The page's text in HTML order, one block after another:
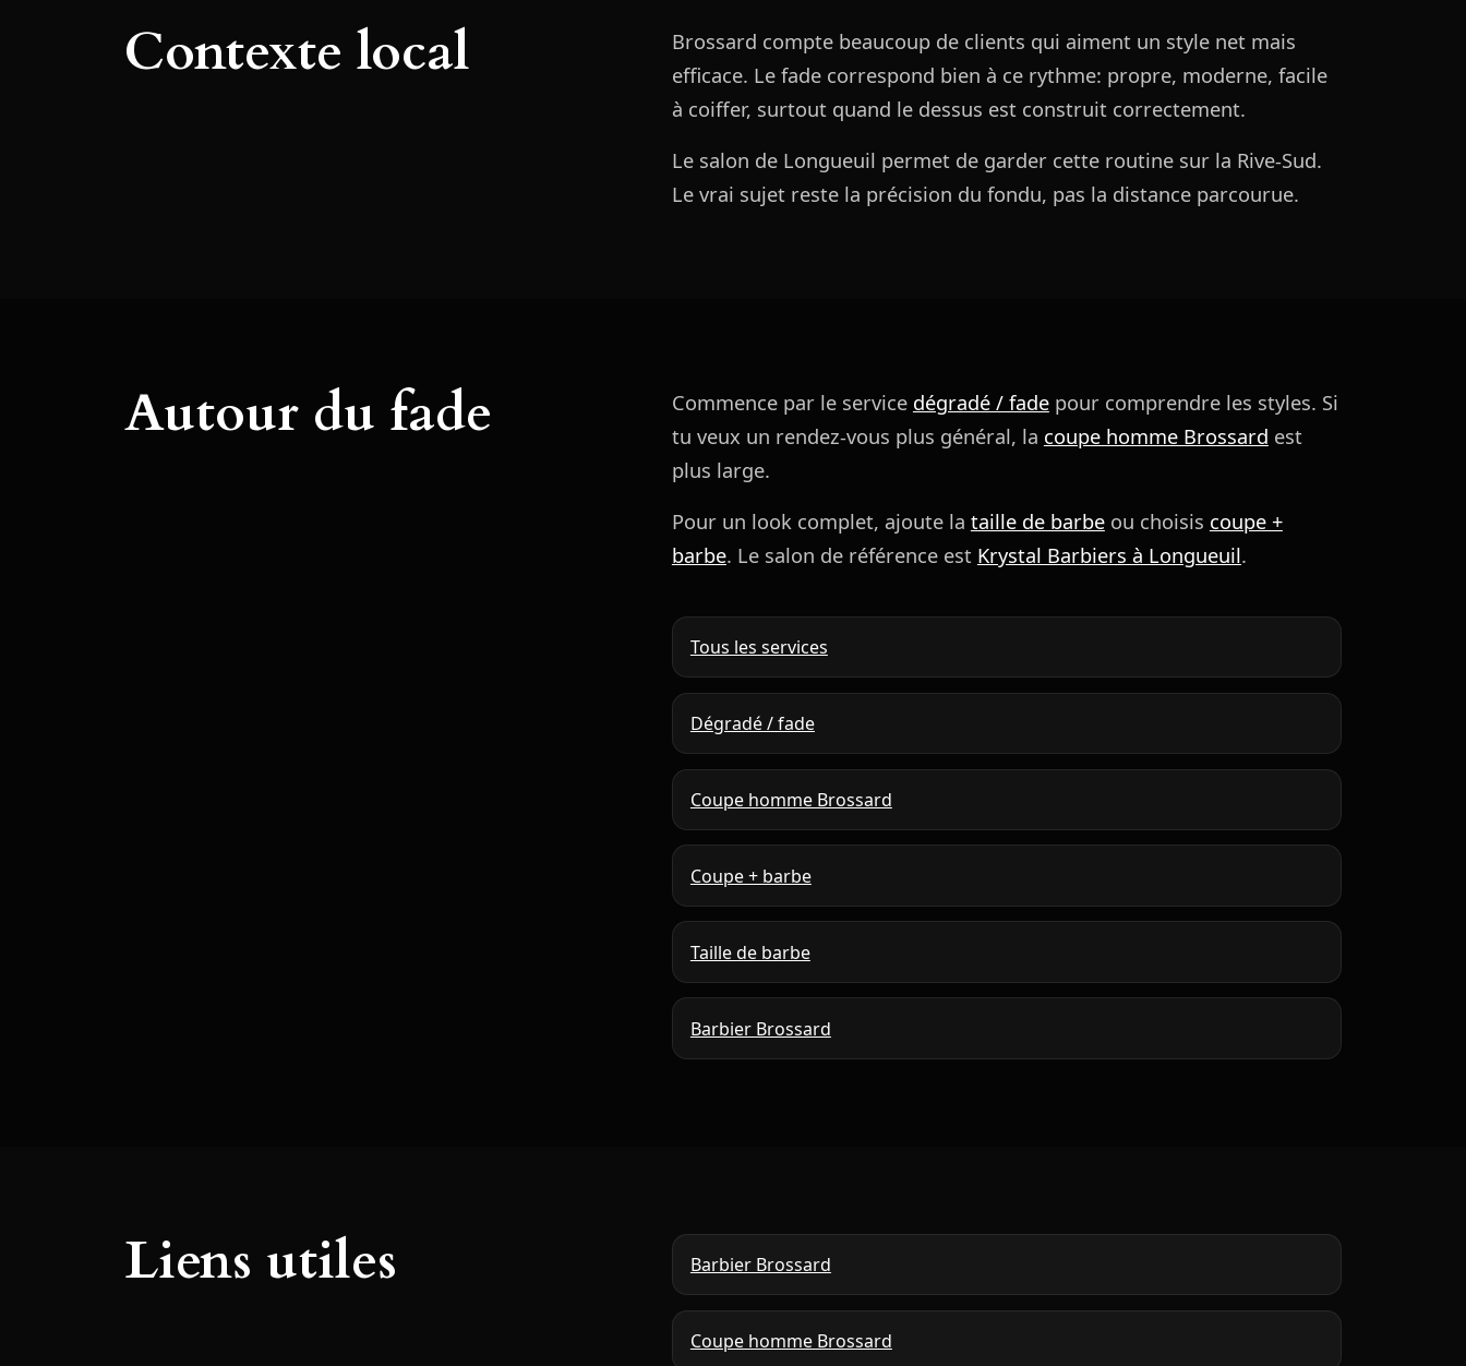
Contexte local
Brossard compte beaucoup de clients qui aiment un style net mais
efficace. Le fade correspond bien à ce rythme: propre, moderne, facile
à coiffer, surtout quand le dessus est construit correctement.
Le salon de Longueuil permet de garder cette routine sur la Rive-Sud.
Le vrai sujet reste la précision du fondu, pas la distance parcourue.
Autour du fade Commence par le service dégradé / fadepour comprendre les styles. Si
tu veux un rendez-vous plus général, la coupe homme Brossard est
plus large.
Pour un look complet, ajoute la taille de barbeou choisis coupe +
barbe. Le salon de référence est Krystal Barbiers à Longueuil.
Tous les services
Dégradé / fade
Coupe homme Brossard
Coupe + barbe
Taille de barbe
Barbier Brossard
Liens utiles Barbier Brossard
Coupe homme Brossard